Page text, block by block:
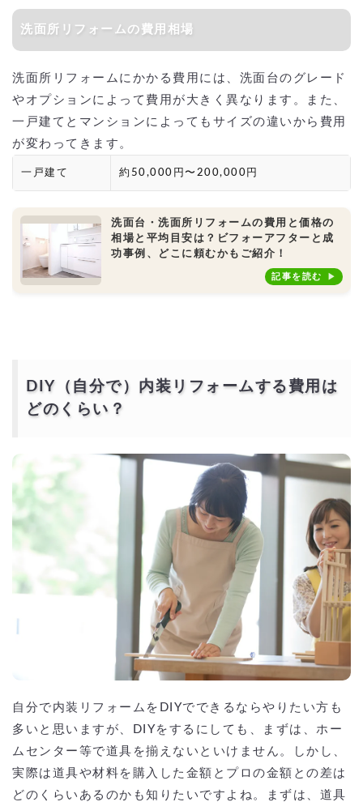
洗面所リフォームの費用相場
洗面所リフォームにかかる費用には、洗面台のグレード
やオプションによって費用が大きく異なります。また、
一戸建てとマンションによってもサイズの違いから費用
が変わってきます。
一戸建て 約50,000円〜200,000円
洗面台・洗面所リフォームの費用と価格の
相場と平均目安は？ビフォーアフターと成
功事例、どこに頼むかもご紹介！
記事を読む
DIY（自分で）内装リフォームする費用は
どのくらい？
自分で内装リフォームをDIYでできるならやりたい方も
多いと思いますが、DIYをするにしても、まずは、ホー
ムセンター等で道具を揃えないといけません。しかし、
実際は道具や材料を購入した金額とプロの金額との差は
どのくらいあるのかも知りたいですよね。まずは、道具